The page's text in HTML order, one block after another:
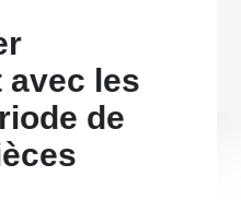
avec les
de